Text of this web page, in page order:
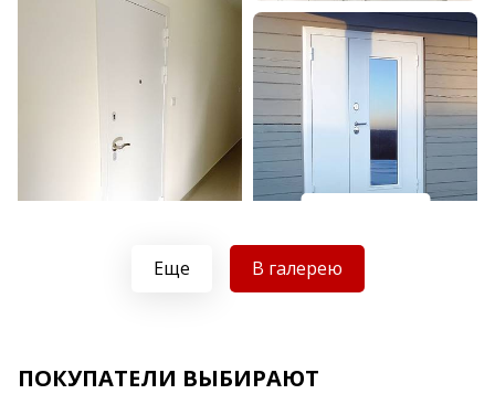
Хочу такуюЕще В галерею
ПОКУПАТЕЛИ ВЫБИРАЮТ